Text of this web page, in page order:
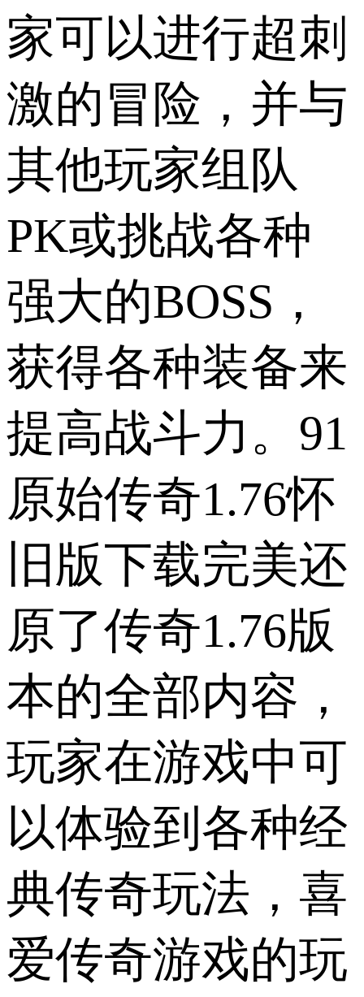
家可以进行超刺
激的冒险，并与
其他玩家组队
PK或挑战各种
强大的BOSS，
获得各种装备来
提高战斗力。91
原始传奇1.76怀
旧版下载完美还
原了传奇1.76版
本的全部内容，
玩家在游戏中可
以体验到各种经
典传奇玩法，喜
爱传奇游戏的玩